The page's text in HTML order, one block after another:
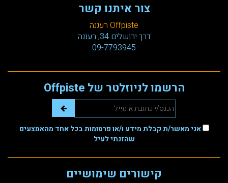
קישורים שימושיים
הרשמו לניוזלטר של Offpiste
אני מאשר/ת קבלת מידע ו/או פרסומות בכל אחד מהאמצעים
שהזנתי לעיל
צור איתנו קשר
Offpiste רעננה
דרך ירושלים 34, רעננה
09-7793945